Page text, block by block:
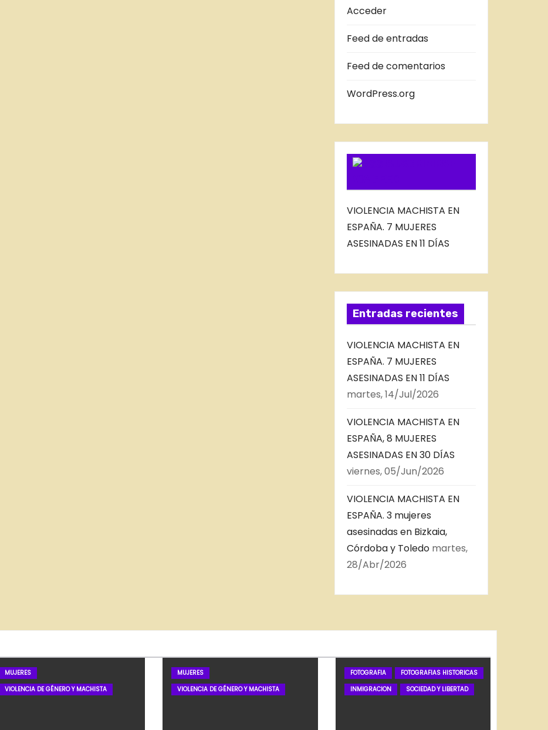
A
D
B
O
G
Acceder
Feed de entradas
Feed de comentarios
WordPress.org
VIOLENCIA MACHISTA EN
ESPAÑA. 7 MUJERES
ASESINADAS EN 11 DÍAS
Entradas recientes
VIOLENCIA MACHISTA EN
ESPAÑA. 7 MUJERES
ASESINADAS EN 11 DÍAS
martes, 14/Jul/2026
VIOLENCIA MACHISTA EN
ESPAÑA, 8 MUJERES
ASESINADAS EN 30 DÍAS
viernes, 05/Jun/2026
VIOLENCIA MACHISTA EN
ESPAÑA. 3 mujeres
asesinadas en Bizkaia,
Córdoba y Toledo martes,
28/Abr/2026
MUJERES
VIOLENCIA DE GÉNERO Y MACHISTA
MUJERES
VIOLENCIA DE GÉNERO Y MACHISTA
FOTOGRAFIA
FOTOGRAFIAS HISTORICAS
INMIGRACION
SOCIEDAD Y LIBERTAD